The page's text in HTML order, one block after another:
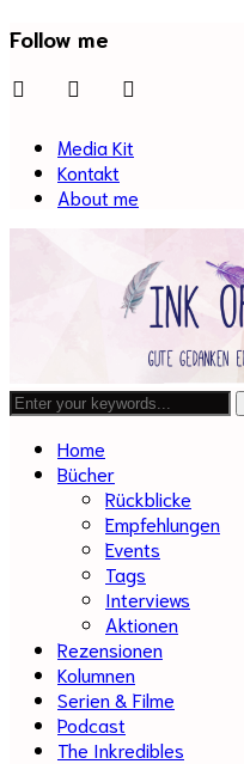
Follow me
twitter instagram
Media Kit
Kontakt
About me
Home
Bücher
Rückblicke
Empfehlungen
Events
Tags
Interviews
Aktionen
Rezensionen
Kolumnen
Serien & Filme
Podcast
The Inkredibles